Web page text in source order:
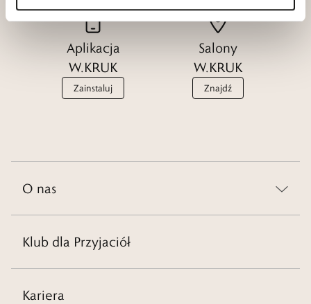
Aplikacja
W.KRUK
Zainstaluj
Salony
W.KRUK
Znajdź
O nas
Klub dla Przyjaciół
Kariera